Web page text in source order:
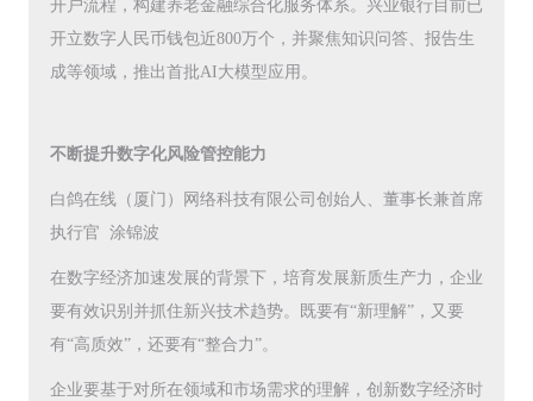
开户流程，构建养老金融综合化服务体系。兴业银行目前已
开立数字人民币钱包近800万个，并聚焦知识问答、报告生
成等领域，推出首批AI大模型应用。
不断提升数字化风险管控能力
白鸽在线（厦门）网络科技有限公司创始人、董事长兼首席
执行官 涂锦波
在数字经济加速发展的背景下，培育发展新质生产力，企业
要有效识别并抓住新兴技术趋势。既要有“新理解”，又要
有“高质效”，还要有“整合力”。
企业要基于对所在领域和市场需求的理解，创新数字经济时